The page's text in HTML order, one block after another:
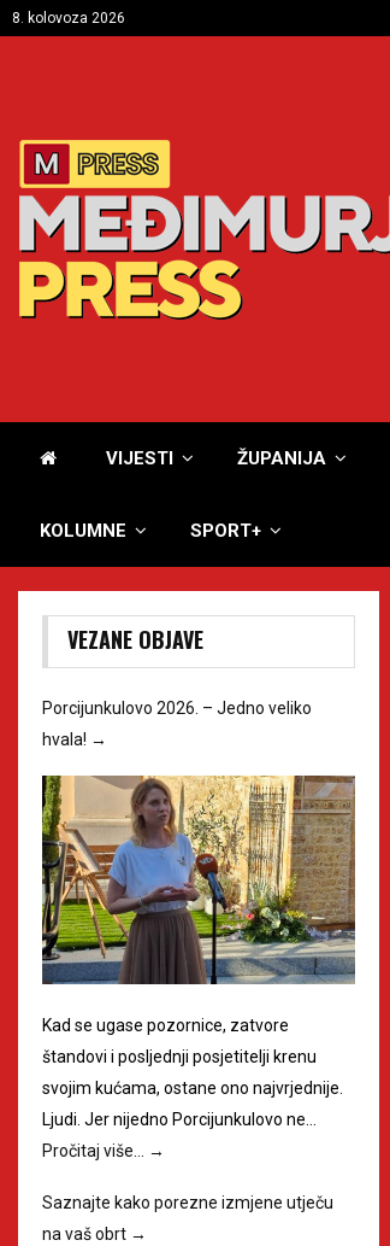
8. kolovoza 2026
VIJESTI ŽUPANIJA
KOLUMNE SPORT+
VEZANE OBJAVE
Porcijunkulovo 2026. – Jedno veliko
hvala! →
Kad se ugase pozornice, zatvore
štandovi i posljednji posjetitelji krenu
svojim kućama, ostane ono najvrjednije.
Ljudi. Jer nijedno Porcijunkulovo ne…
Pročitaj više… →
Saznajte kako porezne izmjene utječu
na vaš obrt →